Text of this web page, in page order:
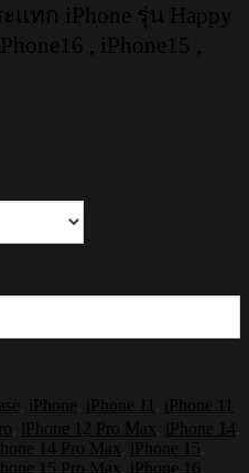
แทก iPhone รุ่น Happy
, iPhone15 ,
iPhone iPhone 11
iPhone 11
iPhone 12 Pro Max iPhone 14
14 Pro Max iPhone 15
15 Pro Max iPhone 16